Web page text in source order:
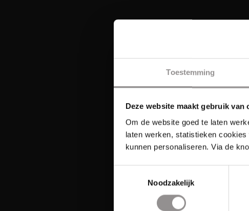
Toestemming
Deze website maakt gebruik van
Om de website goed te laten
laten werken, statistieken
kunnen personaliseren. Via de
Noodzakelijk